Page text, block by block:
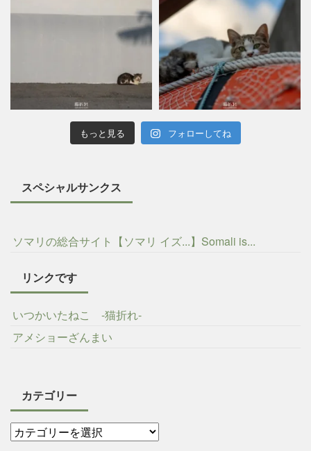
もっと見る フォローしてね
スペシャルサンクス
ソマリの総合サイト【ソマリ イズ...】Somali is...
リンクです
いつかいたねこ -猫折れ-
アメショーざんまい
カテゴリー